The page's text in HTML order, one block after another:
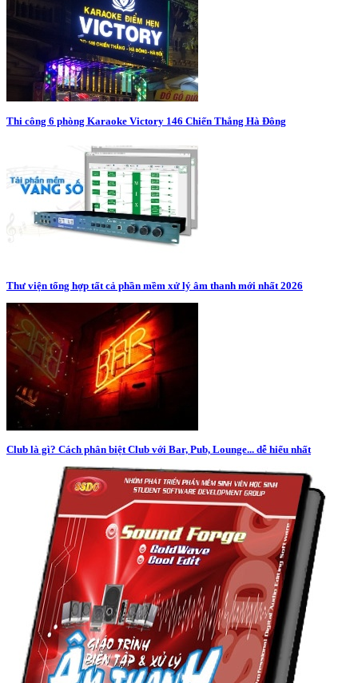
Thi công 6 phòng Karaoke Victory 146 Chiến Thắng Hà Đông
Thư viện tổng hợp tất cả phần mềm xử lý âm thanh mới nhất 2026
Club là gì? Cách phân biệt Club với Bar, Pub, Lounge... dễ hiểu nhất